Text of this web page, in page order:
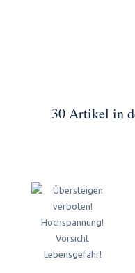
30 Artikel in